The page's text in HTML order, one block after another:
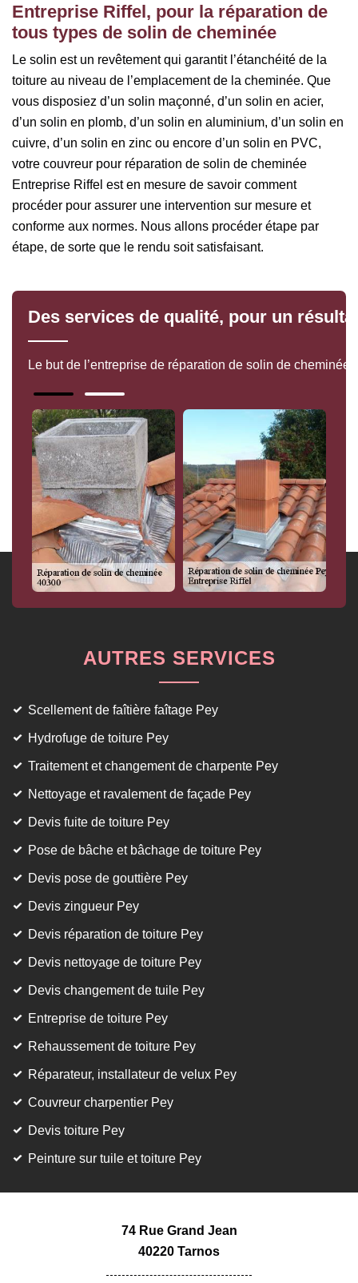
Entreprise Riffel, pour la réparation de
tous types de solin de cheminée
Le solin est un revêtement qui garantit l’étanchéité de la
toiture au niveau de l’emplacement de la cheminée. Que
vous disposiez d’un solin maçonné, d’un solin en acier,
d’un solin en plomb, d’un solin en aluminium, d’un solin en
cuivre, d’un solin en zinc ou encore d’un solin en PVC,
votre couvreur pour réparation de solin de cheminée
Entreprise Riffel est en mesure de savoir comment
procéder pour assurer une intervention sur mesure et
conforme aux normes. Nous allons procéder étape par
étape, de sorte que le rendu soit satisfaisant.
Des services de qualité, pour un
Le but de l’entreprise de réparation de solin de
AUTRES SERVICES
Scellement de faîtière faîtage Pey
Hydrofuge de toiture Pey
Traitement et changement de charpente Pey
Nettoyage et ravalement de façade Pey
Devis fuite de toiture Pey
Pose de bâche et bâchage de toiture Pey
Devis pose de gouttière Pey
Devis zingueur Pey
Devis réparation de toiture Pey
Devis nettoyage de toiture Pey
Devis changement de tuile Pey
Entreprise de toiture Pey
Rehaussement de toiture Pey
Réparateur, installateur de velux Pey
Couvreur charpentier Pey
Devis toiture Pey
Peinture sur tuile et toiture Pey
74 Rue Grand Jean
40220 Tarnos